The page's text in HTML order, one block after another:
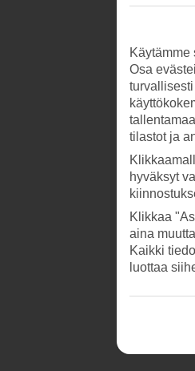
Osa
tilastot ja
hyväksyt
Klikkaa
aina
Kaikki
luottaa